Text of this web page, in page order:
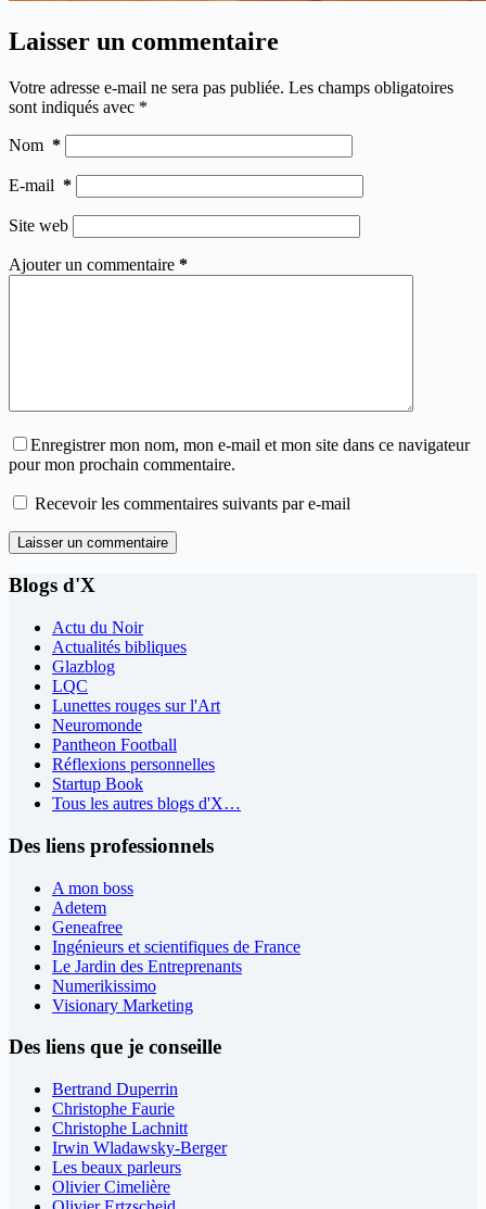
Laisser un commentaire
Votre adresse e-mail ne sera pas publiée. Les champs obligatoires
sont indiqués avec *
Nom *
E-mail *
Site web
Ajouter un commentaire *
Enregistrer mon nom, mon e-mail et mon site dans ce navigateur
pour mon prochain commentaire.
Recevoir les commentaires suivants par e-mail
Laisser un commentaire
Blogs d'X
Actu du Noir
Actualités bibliques
Glazblog
LQC
Lunettes rouges sur l'Art
Neuromonde
Pantheon Football
Réflexions personnelles
Startup Book
Tous les autres blogs d'X…
Des liens professionnels
A mon boss
Adetem
Geneafree
Ingénieurs et scientifiques de France
Le Jardin des Entreprenants
Numerikissimo
Visionary Marketing
Des liens que je conseille
Bertrand Duperrin
Christophe Faurie
Christophe Lachnitt
Irwin Wladawsky-Berger
Les beaux parleurs
Olivier Cimelière